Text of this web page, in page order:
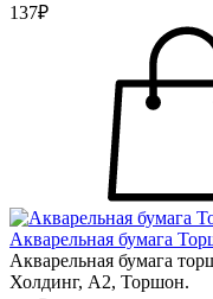
137₽
Акварельная бумага
Акварельная бумага
Холдинг, А2, Торшон.